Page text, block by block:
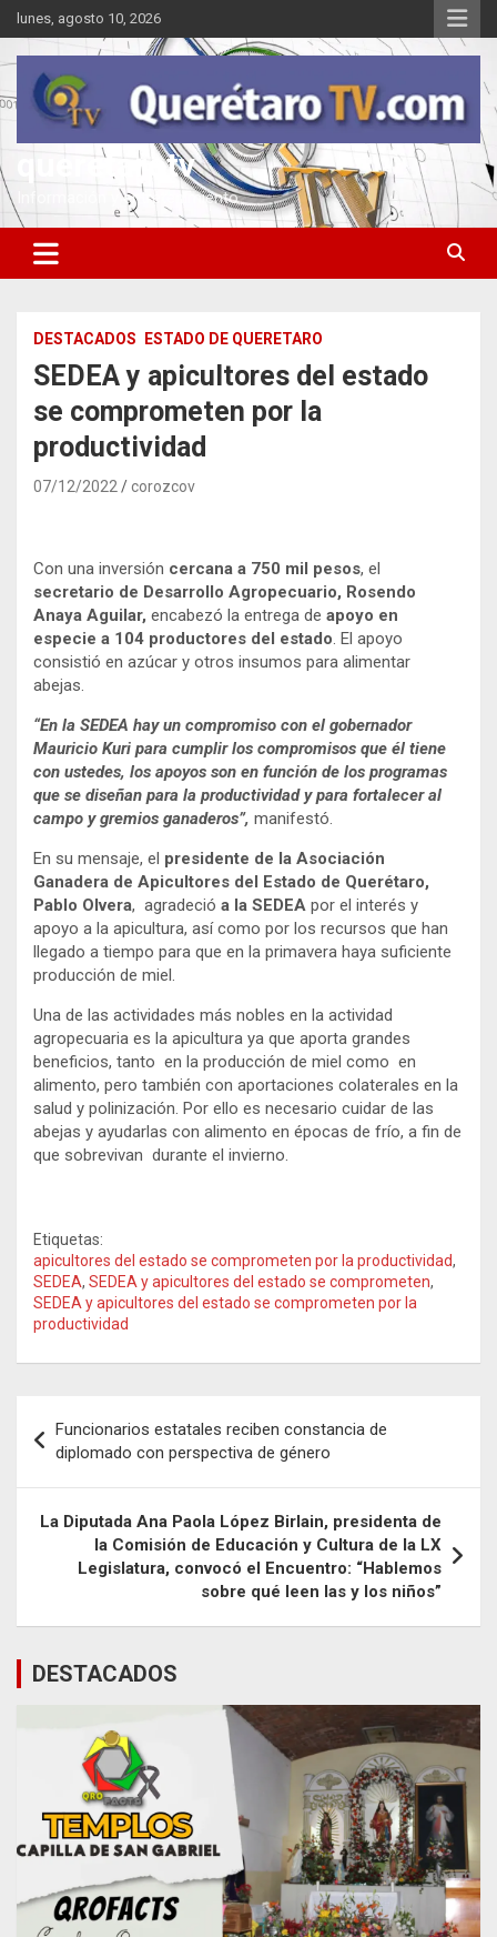
Saltar
al
contenido
lunes, agosto 10, 2026
queretarotv
Información y entretenimiento
DESTACADOS ESTADO DE QUERETARO
SEDEA y apicultores del estado
se comprometen por la
productividad
07/12/2022 corozcov
Con una inversión cercana a 750 mil pesos, el
secretario de Desarrollo Agropecuario, Rosendo
Anaya Aguilar, encabezó la entrega de apoyo en
especie a 104 productores del estado. El apoyo
consistió en azúcar y otros insumos para alimentar
abejas.
“En la SEDEA hay un compromiso con el gobernador
Mauricio Kuri para cumplir los compromisos que él tiene
con ustedes, los apoyos son en función de los programas
que se diseñan para la productividad y para fortalecer al
campo y gremios ganaderos”, manifestó.
En su mensaje, el presidente de la Asociación
Ganadera de Apicultores del Estado de Querétaro,
Pablo Olvera, agradeció a la SEDEA por el interés y
apoyo a la apicultura, así como por los recursos que han
llegado a tiempo para que en la primavera haya suficiente
producción de miel.
Una de las actividades más nobles en la actividad
agropecuaria es la apicultura ya que aporta grandes
beneficios, tanto en la producción de miel como en
alimento, pero también con aportaciones colaterales en la
salud y polinización. Por ello es necesario cuidar de las
abejas y ayudarlas con alimento en épocas de frío, a fin de
que sobrevivan durante el invierno.
Etiquetas:
apicultores del estado se comprometen por la productividad,
SEDEA, SEDEA y apicultores del estado se comprometen,
SEDEA y apicultores del estado se comprometen por la
productividad
de
entradas
Funcionarios estatales reciben constancia de
diplomado con perspectiva de género
La Diputada Ana Paola López Birlain, presidenta de
la Comisión de Educación y Cultura de la LX
Legislatura, convocó el Encuentro: “Hablemos
sobre qué leen las y los niños”
DESTACADOS